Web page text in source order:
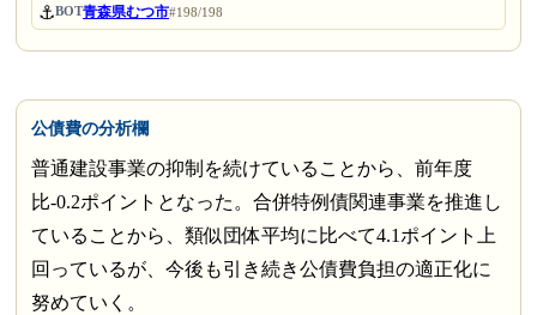
⚓BOT青森県むつ市#198/198
公債費の分析欄
普通建設事業の抑制を続けていることから、前年度
比-0.2ポイントとなった。合併特例債関連事業を推進し
ていることから、類似団体平均に比べて4.1ポイント上
回っているが、今後も引き続き公債費負担の適正化に
努めていく。